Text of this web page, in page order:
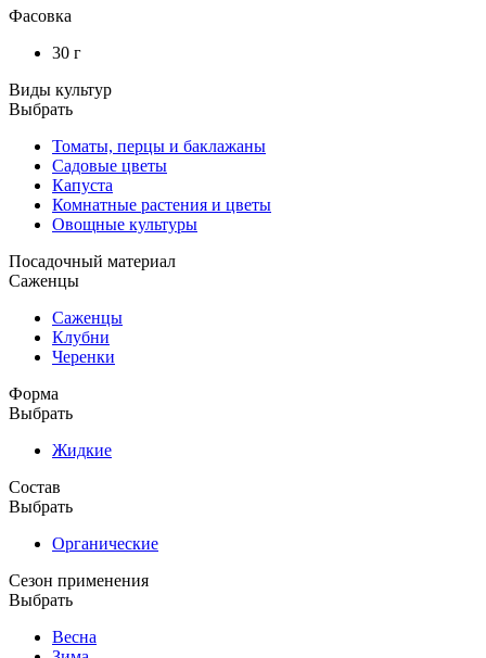
Фасовка
30 г
Виды культур
Выбрать
Томаты, перцы и баклажаны
Садовые цветы
Капуста
Комнатные растения и цветы
Овощные культуры
Посадочный материал
Саженцы
Саженцы
Клубни
Черенки
Форма
Выбрать
Жидкие
Состав
Выбрать
Органические
Сезон применения
Выбрать
Весна